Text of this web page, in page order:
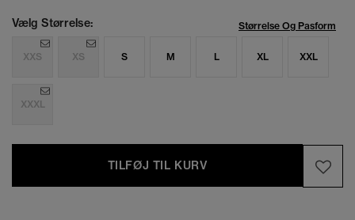
Vælg Størrelse: Størrelse Og Pasform
XXS XS S M L XL XXL
XXXL
TILFØJ TIL KURV